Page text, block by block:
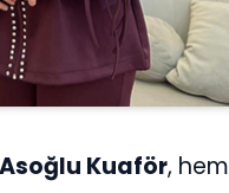
Asoğlu Kuaför, hem